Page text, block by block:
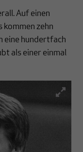
Auf einen
kommen zehn
eine hundertfach
als einer einmal